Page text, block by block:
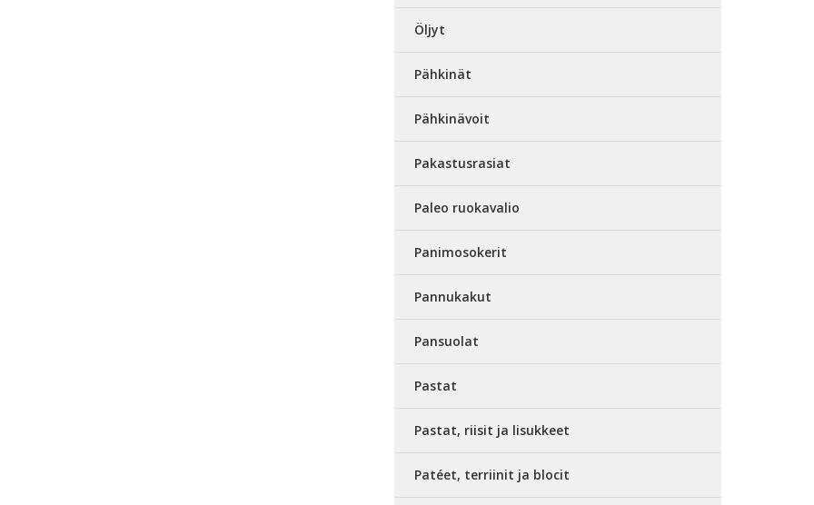
Öljyt
Pähkinät
Pähkinävoit
Pakastusrasiat
Paleo ruokavalio
Panimosokerit
Pannukakut
Pansuolat
Pastat
Pastat, riisit ja lisukkeet
Patéet, terriinit ja blocit